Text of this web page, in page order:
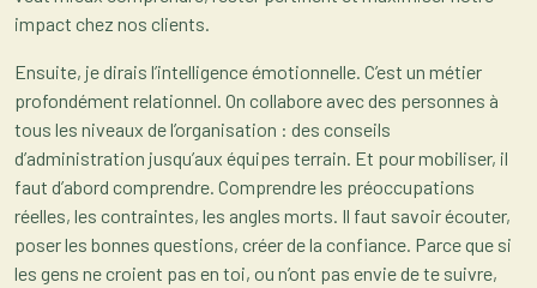
impact chez nos clients.
Ensuite, je dirais l’intelligence émotionnelle. C’est un métier
profondément relationnel. On collabore avec des personnes à
tous les niveaux de l’organisation : des conseils
d’administration jusqu’aux équipes terrain. Et pour mobiliser, il
faut d’abord comprendre. Comprendre les préoccupations
réelles, les contraintes, les angles morts. Il faut savoir écouter,
poser les bonnes questions, créer de la confiance. Parce que si
les gens ne croient pas en toi, ou n’ont pas envie de te suivre,